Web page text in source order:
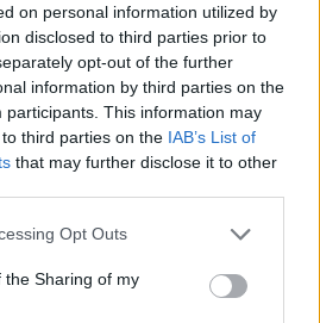
on personal information utilized by
disclosed to third parties prior to
opt-out of the further
information by third parties on the
participants. This information may
third parties on the IAB’s List of
that may further disclose it to other
Opt Outs
the Sharing of my
για την παχυσαρκία